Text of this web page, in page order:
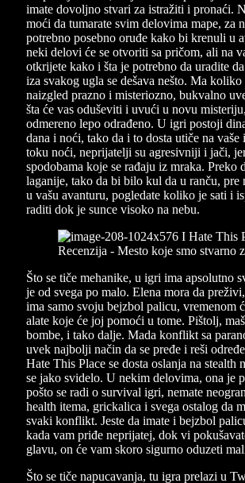
imate dovoljno stvari za istražiti i pronaći.
moći da tumarate svim delovima mape, za
potrebno posebno oruđe kako bi krenuli u
neki delovi će se otvoriti sa pričom, ali na
otkrijete kako i šta je potrebno da uradite
iza svakog ugla se dešava nešto. Ma
naizgled prazno i misteriozno, bukvalno
šta će vas oduševiti i uvući u novu
odmereno lepo odrađeno. U igri postoji
dana i noći, tako da i to dosta utiče na vaše
toku noći, neprijatelji su agresivniji i jači,
spodobama koje se rađaju iz mraka. Preko
laganije, tako da bi bilo kul da u ranču, pre
u vašu avanturu, pogledate koliko je sati i
raditi dok je sunce visoko na nebu.
Što se tiče mehanike, u igri ima apsolutno
je od svega po malo. Elena mora da
ima samo svoju bejzbol palicu, vremenom
alate koje će joj pomoći u tome. Pištolj,
bombe, i tako dalje. Mada konflikt sa
uvek najbolji način da se pređe i reši
Hate This Place se dosta oslanja na stealth
se jako svidelo. U nekim delovima, ona je
pošto se radi o survival igri, nemate
health itema, grickalica i svega ostalog da
svaki konflikt. Jeste da imate i bejzbol
kada vam priđe neprijatej, dok vi
glavu, on će vam skoro sigurno oduzeti
Što se tiče napucavanja, tu igra prelazi u